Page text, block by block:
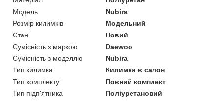
Модель
Nubira
Розмір килимків
Модельний
Стан
Новий
Сумісність з маркою
Daewoo
Сумісність з моделлю
Nubira
Тип килимка
Килимки в салон
Тип комплекту
Повний комплект
Тип підп'ятника
Поліуретановий